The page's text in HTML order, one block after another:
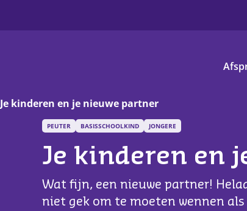
Vakantie en vrije tijd
Ons aanbod
Je kinderen en je nieuwe partner
PEUTER BASISSCHOOLKIND JONGERE
Je kinderen en
Wat fijn, een nieuwe partner!
niet gek om te moeten wennen